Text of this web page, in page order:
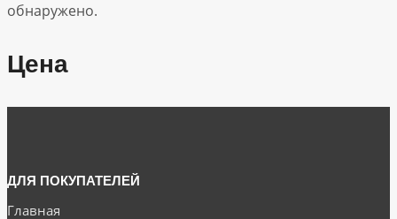
обнаружено.
Цена
ДЛЯ ПОКУПАТЕЛЕЙ
Главная